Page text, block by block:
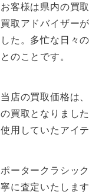
お客様は県内の買
買取アドバイザー
した。多忙な日々
とのことです。
当店の買取価格は
の買取となりまし
使用していたアイ
ポータークラシッ
寧に査定いたしま